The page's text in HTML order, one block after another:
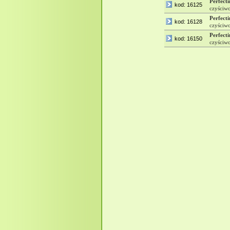
kod: 16125
kod: 16128
kod: 16150